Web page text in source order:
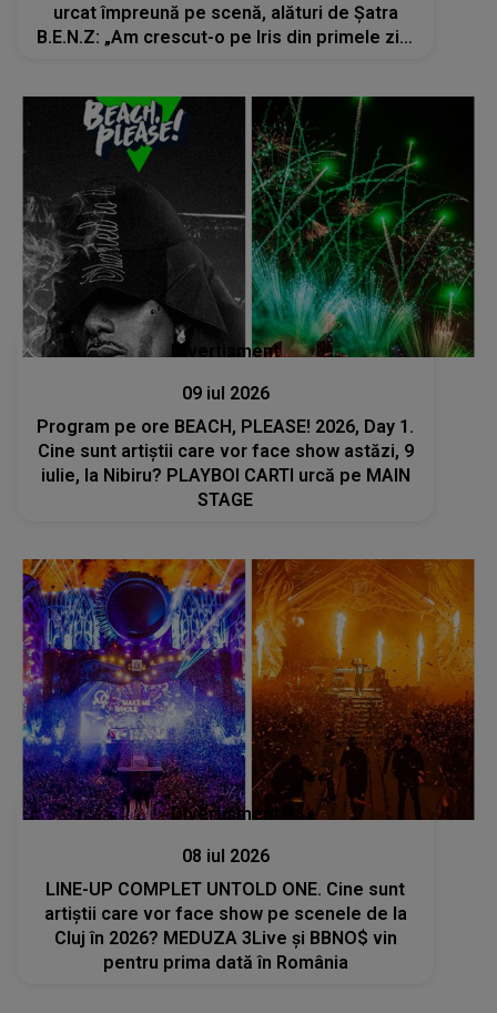
urcat împreună pe scenă, alături de Șatra
B.E.N.Z: „Am crescut-o pe Iris din primele zile
Divertisment
09 iul 2026
Program pe ore BEACH, PLEASE! 2026, Day 1.
Cine sunt artiștii care vor face show astăzi, 9
iulie, la Nibiru? PLAYBOI CARTI urcă pe MAIN
STAGE
Divertisment
08 iul 2026
LINE-UP COMPLET UNTOLD ONE. Cine sunt
artiștii care vor face show pe scenele de la
Cluj în 2026? MEDUZA 3Live şi BBNO$ vin
pentru prima dată în România